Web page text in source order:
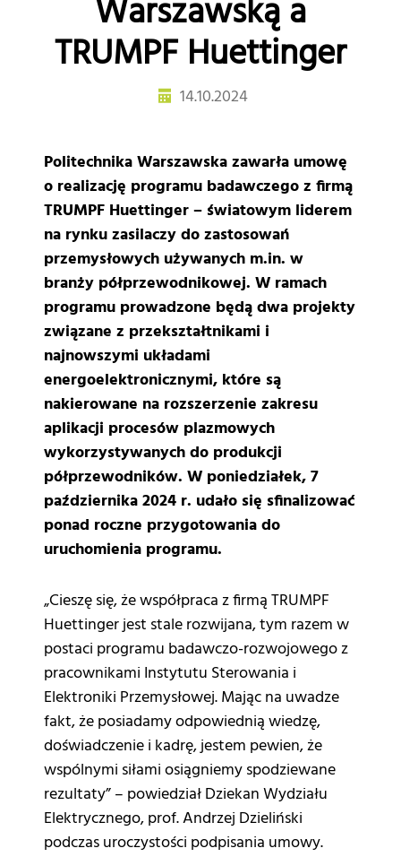
Warszawską a
TRUMPF Huettinger
14.10.2024
Politechnika Warszawska zawarła umowę
o realizację programu badawczego z firmą
TRUMPF Huettinger – światowym liderem
na rynku zasilaczy do zastosowań
przemysłowych używanych m.in. w
branży półprzewodnikowej. W ramach
programu prowadzone będą dwa projekty
związane z przekształtnikami i
najnowszymi układami
energoelektronicznymi, które są
nakierowane na rozszerzenie zakresu
aplikacji procesów plazmowych
wykorzystywanych do produkcji
półprzewodników. W poniedziałek, 7
października 2024 r. udało się sfinalizować
ponad roczne przygotowania do
uruchomienia programu.
„Cieszę się, że współpraca z firmą TRUMPF
Huettinger jest stale rozwijana, tym razem w
postaci programu badawczo-rozwojowego z
pracownikami Instytutu Sterowania i
Elektroniki Przemysłowej. Mając na uwadze
fakt, że posiadamy odpowiednią wiedzę,
doświadczenie i kadrę, jestem pewien, że
wspólnymi siłami osiągniemy spodziewane
rezultaty” – powiedział Dziekan Wydziału
Elektrycznego, prof. Andrzej Dzieliński
podczas uroczystości podpisania umowy.